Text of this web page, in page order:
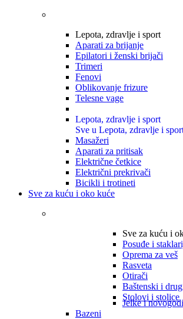
Lepota, zdravlje i sport
Aparati za brijanje
Epilatori i ženski brijači
Trimeri
Fenovi
Oblikovanje frizure
Telesne vage
Lepota, zdravlje i sport
Sve u Lepota, zdravlje i
Masažeri
Aparati za pritisak
Električne četkice
Električni prekrivači
Bicikli i trotineti
Sve za kuću i oko kuće
Sve za kuću i
Posuđe i
Oprema za veš
Rasveta
Otirači
Baštenski i
Stolovi i stolice
Jelke i
Bazeni